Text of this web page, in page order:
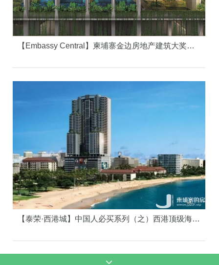
【Embassy Central】柬埔寨金边房地产建筑大奖楼盘，高端住宅的价值典范
【泰荣·西港城】中国人必买系列（之）西港顶级海景楼盘